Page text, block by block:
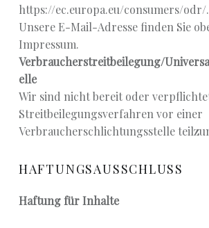
https://ec.europa.eu/consumers/odr/.
Unsere E-Mail-Adresse finden Sie
Impressum.
Verbraucherstreitbeilegung/
elle
Wir sind nicht bereit oder
Streitbeilegungsverfahren vor einer
Verbraucherschlichtungsstelle
HAFTUNGSAUSSCHLUSS
Haftung für Inhalte